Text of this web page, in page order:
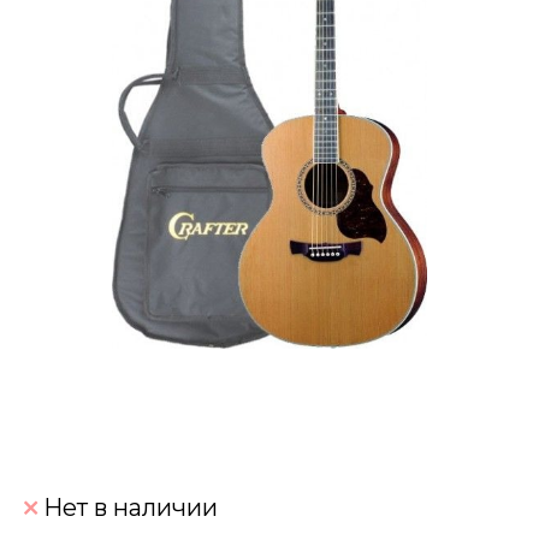
Нет в наличии